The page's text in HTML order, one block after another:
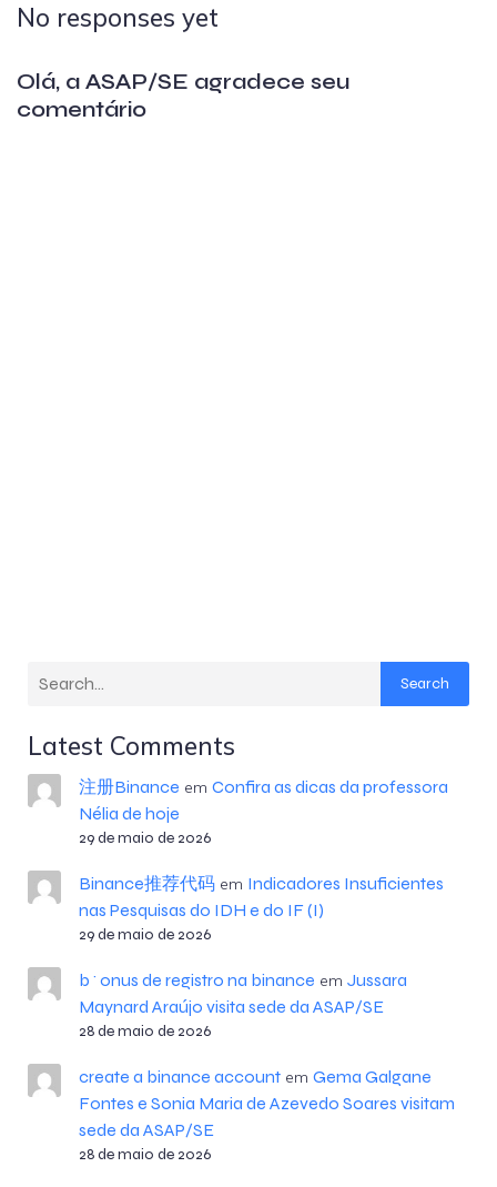
No responses yet
Olá, a ASAP/SE agradece seu
comentário
Search
Latest Comments
注册Binance em Confira as dicas da professora
Nélia de hoje
29 de maio de 2026
Binance推荐代码em Indicadores Insuficientes
nas Pesquisas do IDH e do IF (I)
29 de maio de 2026
b^onus de registro na binance em Jussara
Maynard Araújo visita sede da ASAP/SE
28 de maio de 2026
create a binance accountem Gema Galgane
Fontes e Sonia Maria de Azevedo Soares visitam
sede da ASAP/SE
28 de maio de 2026